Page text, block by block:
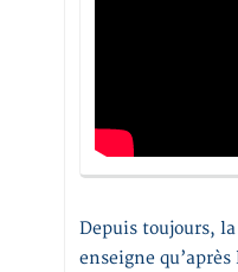
Depuis toujours,
enseigne